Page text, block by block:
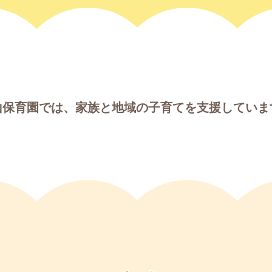
育園では、家族と地域の子育てを支援してい